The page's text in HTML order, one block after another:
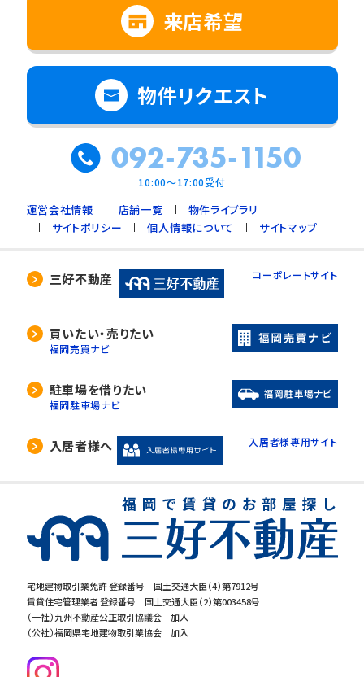
宅地建物取引業免許 登録番号 国土交通大臣（4）第7912号
賃貸住宅管理業者 登録番号 国土交通大臣（2）第003458号
（一社）九州不動産公正取引協議会 加入
（公社）福岡県宅地建物取引業協会 加入
来店希望
物件リクエスト
092-735-1150
10:00～17:00受付
運営会社情報 店舗一覧
物件ライブラリ
サイトポリシー
個人情報について サイトマップ
三好不動産 コーポレートサイト
買いたい・売りたい
福岡売買ナビ
駐車場を借りたい
福岡駐車場ナビ
入居者様へ 入居者様専用サイト